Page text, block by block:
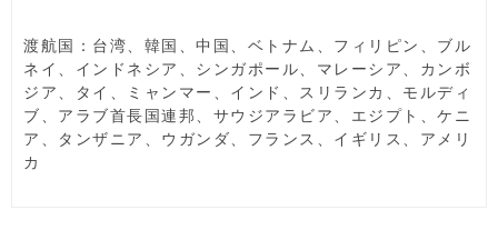
渡航国：台湾、韓国、中国、ベトナム、フィリピン、ブル
ネイ、インドネシア、シンガポール、マレーシア、カンボ
ジア、タイ、ミャンマー、インド、スリランカ、モルディ
ブ、アラブ首長国連邦、サウジアラビア、エジプト、ケニ
ア、タンザニア、ウガンダ、フランス、イギリス、アメリ
カ